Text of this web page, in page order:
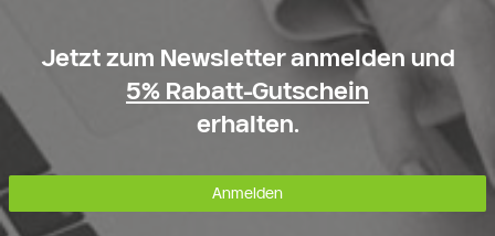
Jetzt zum Newsletter anmelden und
5% Rabatt-Gutschein
erhalten.
Anmelden